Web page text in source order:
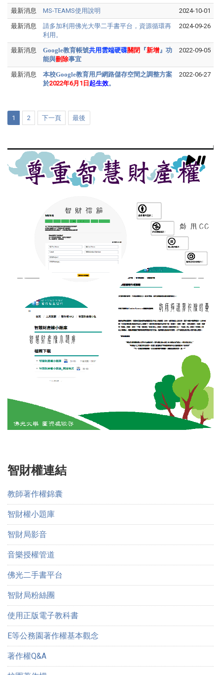
最新消息 MS-TEAMS使用說明 2024-10-01
最新消息
請多加利用佛光大學二手書平台，資源循環再
利用。
2024-09-26
最新消息 Google教育帳號共用雲端硬碟關閉 『新增』功
能與刪除事宜
2022-09-05
最新消息
本校Google教育用戶網路儲存空間之調整方案
於2022年6月1日 起生效。
2022-06-27
1 2 下一頁 最後
智財權連結
教師著作權錦囊
智財權小題庫
智財局影音
音樂授權管道
佛光二手書平台
智財局粉絲團
使用正版電子教科書
E等公務園著作權基本觀念
著作權Q&A